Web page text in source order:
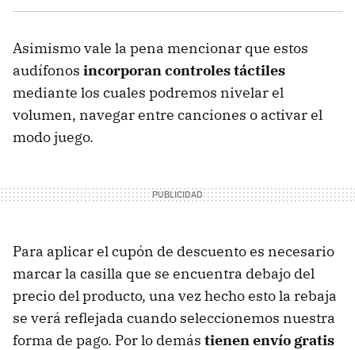
Asimismo vale la pena mencionar que estos
audífonos incorporan controles táctiles
mediante los cuales podremos nivelar el
volumen, navegar entre canciones o activar el
modo juego.
Para aplicar el cupón de descuento es necesario
marcar la casilla que se encuentra debajo del
precio del producto, una vez hecho esto la rebaja
se verá reflejada cuando seleccionemos nuestra
forma de pago. Por lo demás tienen envío gratis